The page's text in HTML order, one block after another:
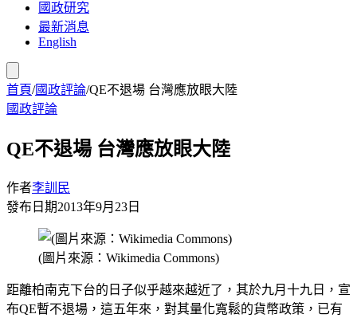
國政研究
最新消息
English
首頁/國政評論/QE不退場 台灣應放眼大陸
國政評論
QE不退場 台灣應放眼大陸
作者李訓民
發布日期2013年9月23日
(圖片來源：Wikimedia Commons)
距離柏南克下台的日子似乎越來越近了，其於九月十九日，宣
布QE暫不退場，這五年來，對其量化寬鬆的貨幣政策，已有